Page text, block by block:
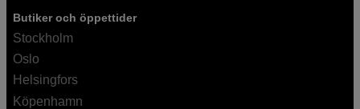
Butiker och öppettider
Stockholm
Oslo
Helsingfors
Köpenhamn